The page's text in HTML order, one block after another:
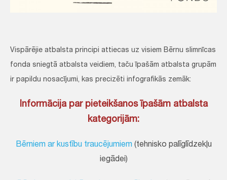
Vispārējie atbalsta principi attiecas uz visiem Bērnu slimnīcas
fonda sniegtā atbalsta veidiem, taču īpašām atbalsta grupām
ir papildu nosacījumi, kas precizēti infografikās zemāk:
Informācija par pieteikšanos īpašām atbalsta
kategorijām:
Bērniem ar kustību traucējumiem(tehnisko palīglīdzekļu
iegādei)